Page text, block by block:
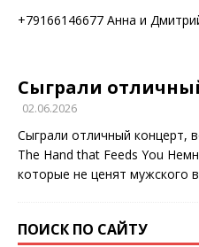
+79166146677 Анна и
Сыграли
02.06.2026
Сыграли отличный концерт,
The Hand that Feeds You
которые не ценят мужского
ПОИСК ПО САЙТУ